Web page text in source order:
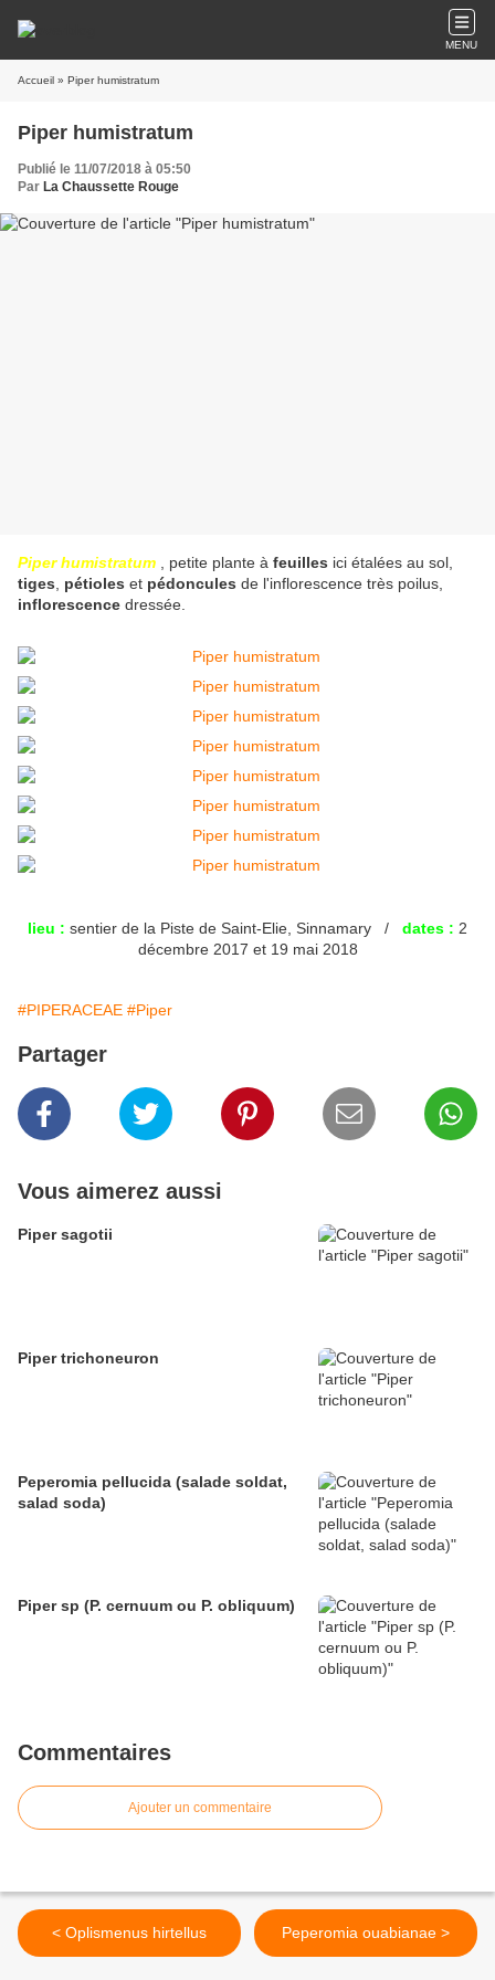
MENU
Accueil » Piper humistratum
Piper humistratum
Publié le 11/07/2018 à 05:50
Par La Chaussette Rouge
Piper humistratum , petite plante à feuilles ici étalées au sol,
tiges
pétioles et pédoncules de l'inflorescence très poilus,
inflorescence dressée.
lieu : sentier de la Piste de Saint-Elie, Sinnamary / dates : 2
décembre 2017 et 19 mai 2018
#PIPERACEAE #Piper
Partager
Vous aimerez aussi
Piper sagotii
Piper trichoneuron
Peperomia pellucida (salade soldat,
salad soda)
Piper sp (P. cernuum ou P. obliquum)
Commentaires
Ajouter un commentaire
< Oplismenus hirtellus Peperomia ouabianae >